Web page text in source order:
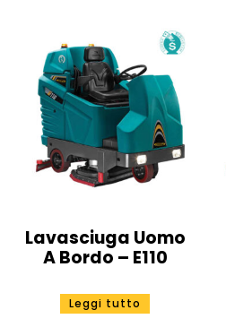
Lavasciuga Uomo
A Bordo – E110
Leggi tutto